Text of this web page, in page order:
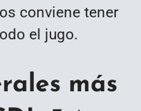
conviene tener
el jugo.
más